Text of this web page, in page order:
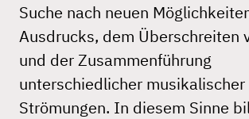
Suche nach neuen
Ausdrucks, dem Überschreiten
und der Zusammenführung
unterschiedlicher musikalischer
Strömungen. In diesem Sinne